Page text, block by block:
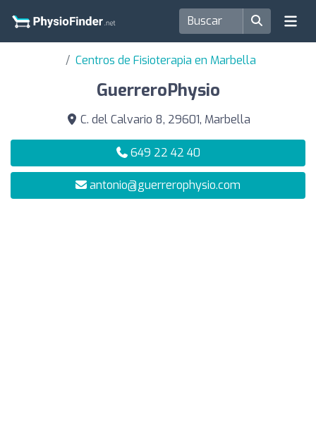
Centros de Fisioterapia en Marbella
GuerreroPhysio
C. del Calvario 8, 29601, Marbella
649 22 42 40
antonio@guerrerophysio.com